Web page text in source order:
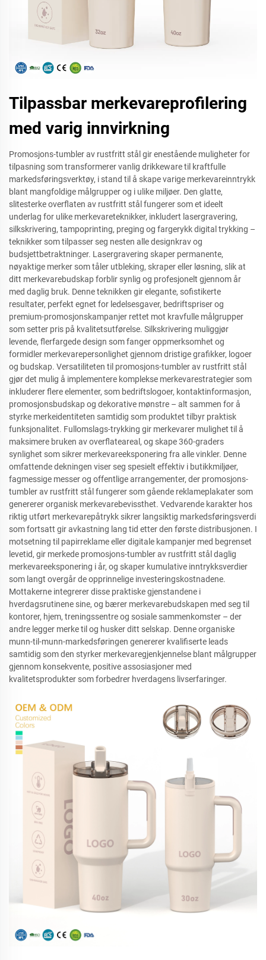
Tilpassbar merkevareprofilering
med varig innvirkning
Promosjons-tumbler av rustfritt stål gir enestående muligheter for
tilpasning som transformerer vanlig drikkeware til kraftfulle
markedsføringsverktøy, i stand til å skape varige merkevareinntrykk
blant mangfoldige målgrupper og i ulike miljøer. Den glatte,
slitesterke overflaten av rustfritt stål fungerer som et ideelt
underlag for ulike merkevareteknikker, inkludert lasergravering,
silkskrivering, tampoprinting, preging og fargerykk digital trykking –
teknikker som tilpasser seg nesten alle designkrav og
budsjettbetraktninger. Lasergravering skaper permanente,
nøyaktige merker som tåler utbleking, skraper eller løsning, slik at
ditt merkevarebudskap forblir synlig og profesjonelt gjennom år
med daglig bruk. Denne teknikken gir elegante, sofistikerte
resultater, perfekt egnet for ledelsesgaver, bedriftspriser og
premium-promosjonskampanjer rettet mot kravfulle målgrupper
som setter pris på kvalitetsutførelse. Silkskrivering muliggjør
levende, flerfargede design som fanger oppmerksomhet og
formidler merkevarepersonlighet gjennom dristige grafikker, logoer
og budskap. Versatiliteten til promosjons-tumbler av rustfritt stål
gjør det mulig å implementere komplekse merkevarestrategier som
inkluderer flere elementer, som bedriftslogoer, kontaktinformasjon,
promosjonsbudskap og dekorative mønstre – alt sammen for å
styrke merkeidentiteten samtidig som produktet tilbyr praktisk
funksjonalitet. Fullomslags-trykking gir merkevarer mulighet til å
maksimere bruken av overflateareal, og skape 360-graders
synlighet som sikrer merkevareeksponering fra alle vinkler. Denne
omfattende dekningen viser seg spesielt effektiv i butikkmiljøer,
fagmessige messer og offentlige arrangementer, der promosjons-
tumbler av rustfritt stål fungerer som gående reklameplakater som
genererer organisk merkevarebevissthet. Vedvarende karakter hos
riktig utført merkevarepåtrykk sikrer langsiktig markedsføringsverdi
som fortsatt gir avkastning lang tid etter den første distribusjonen. I
motsetning til papirreklame eller digitale kampanjer med begrenset
levetid, gir merkede promosjons-tumbler av rustfritt stål daglig
merkevareeksponering i år, og skaper kumulative inntrykksverdier
som langt overgår de opprinnelige investeringskostnadene.
Mottakerne integrerer disse praktiske gjenstandene i
hverdagsrutinene sine, og bærer merkevarebudskapen med seg til
kontorer, hjem, treningssentre og sosiale sammenkomster – der
andre legger merke til og husker ditt selskap. Denne organiske
munn-til-munn-markedsføringen genererer kvalifiserte leads
samtidig som den styrker merkevaregjenkjennelse blant målgrupper
gjennom konsekvente, positive assosiasjoner med
kvalitetsprodukter som forbedrer hverdagens livserfaringer.